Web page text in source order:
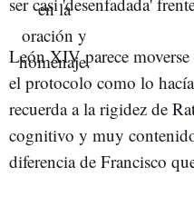
León XIV parece
el protocolo como lo
recuerda a la rigidez de
cognitivo y muy
diferencia de Francisco